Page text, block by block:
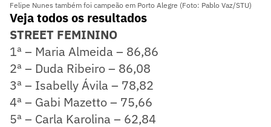
Felipe Nunes também foi campeão em Porto Alegre (Foto: Pablo Vaz/STU)
Veja todos os resultados
STREET FEMININO
1ª – Maria Almeida – 86,86
2ª – Duda Ribeiro – 86,08
3ª – Isabelly Ávila – 78,82
4ª – Gabi Mazetto – 75,66
5ª – Carla Karolina – 62,84